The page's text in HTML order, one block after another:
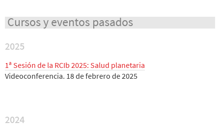
Cursos y eventos pasados
2025
1ª Sesión de la RCIb 2025: Salud planetaria
Videoconferencia. 18 de febrero de 2025
2024